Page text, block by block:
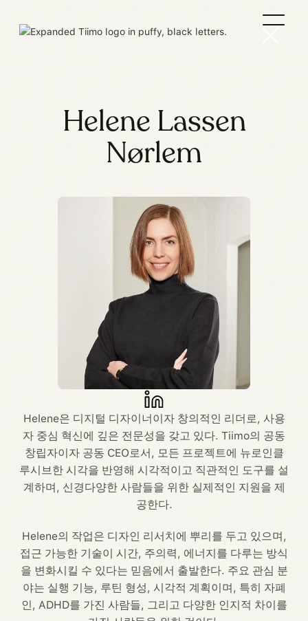
Helene Lassen
Nørlem
Helene은 디지털 디자이너이자 창의적인 리더로, 사용
자 중심 혁신에 깊은 전문성을 갖고 있다. Tiimo의 공동
창립자이자 공동 CEO로서, 모든 프로젝트에 뉴로인클
루시브한 시각을 반영해 시각적이고 직관적인 도구를 설
계하며, 신경다양한 사람들을 위한 실제적인 지원을 제
공한다.
Helene의 작업은 디자인 리서치에 뿌리를 두고 있으며,
접근 가능한 기술이 시간, 주의력, 에너지를 다루는 방식
을 변화시킬 수 있다는 믿음에서 출발한다. 주요 관심 분
야는 실행 기능, 루틴 형성, 시각적 계획이며, 특히 자폐
인, ADHD를 가진 사람들, 그리고 다양한 인지적 차이를